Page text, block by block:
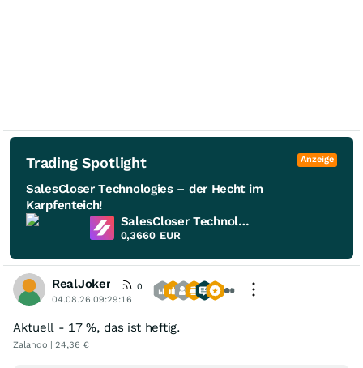
Trading Spotlight Anzeige
SalesCloser Technologies – der Hecht im
Karpfenteich!
SalesCloser Technologies
0,3660 EUR
RealJoker
0
04.08.26 09:29:16
Aktuell - 17 %, das ist heftig.
Zalando | 24,36 €